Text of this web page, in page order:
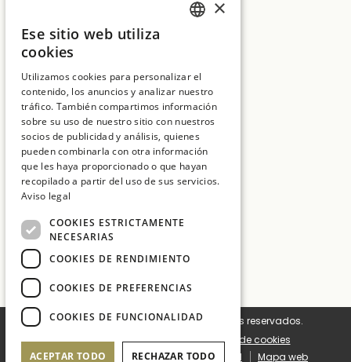
Ctra. C65 Km.7, vecindario de Solius, s/n
+34 972 837 017
hotelmt@salleshotels.com
Hotel Mas Tapiolas
Hotel Cala del Pi
Sallés Hotels
© 2026 Sallés Hotels. Todos los derechos reservados.
Configuración de cookies
Política de cookies
Términos y condiciones
Aviso legal Mapa web
CATALAN
FRENCH
×
Ese sitio web utiliza
cookies
Utilizamos cookies para personalizar el
contenido, los anuncios y analizar nuestro
tráfico. También compartimos información
sobre su uso de nuestro sitio con nuestros
socios de publicidad y análisis, quienes
pueden combinarla con otra información
que les haya proporcionado o que hayan
recopilado a partir del uso de sus servicios.
Aviso legal
COOKIES ESTRICTAMENTE
NECESARIAS
COOKIES DE RENDIMIENTO
COOKIES DE PREFERENCIAS
COOKIES DE FUNCIONALIDAD
ACEPTAR TODO RECHAZAR TODO